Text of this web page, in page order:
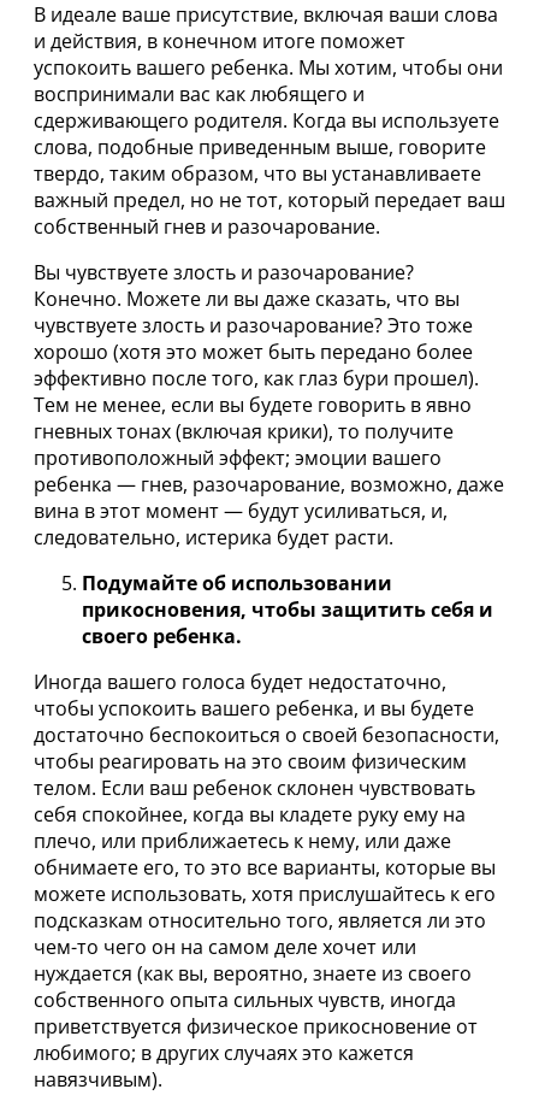
В идеале ваше присутствие, включая ваши слова
и действия, в конечном итоге поможет
успокоить вашего ребенка. Мы хотим, чтобы они
воспринимали вас как любящего и
сдерживающего родителя. Когда вы используете
слова, подобные приведенным выше, говорите
твердо, таким образом, что вы устанавливаете
важный предел, но не тот, который передает ваш
собственный гнев и разочарование.
Вы чувствуете злость и разочарование?
Конечно. Можете ли вы даже сказать, что вы
чувствуете злость и разочарование? Это тоже
хорошо (хотя это может быть передано более
эффективно после того, как глаз бури прошел).
Тем не менее, если вы будете говорить в явно
гневных тонах (включая крики), то получите
противоположный эффект; эмоции вашего
ребенка — гнев, разочарование, возможно, даже
вина в этот момент — будут усиливаться, и,
следовательно, истерика будет расти.
Подумайте об использовании
прикосновения, чтобы защитить себя и
своего ребенка.
Иногда вашего голоса будет недостаточно,
чтобы успокоить вашего ребенка, и вы будете
достаточно беспокоиться о своей безопасности,
чтобы реагировать на это своим физическим
телом. Если ваш ребенок склонен чувствовать
себя спокойнее, когда вы кладете руку ему на
плечо, или приближаетесь к нему, или даже
обнимаете его, то это все варианты, которые вы
можете использовать, хотя прислушайтесь к его
подсказкам относительно того, является ли это
чем-то чего он на самом деле хочет или
нуждается (как вы, вероятно, знаете из своего
собственного опыта сильных чувств, иногда
приветствуется физическое прикосновение от
любимого; в других случаях это кажется
навязчивым).